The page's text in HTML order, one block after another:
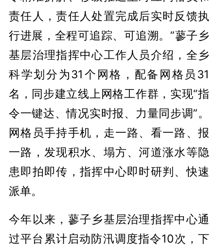
责任人，责任人处置完成后实时反馈执
行进展，全程可追踪、可追溯。”蓼子乡
基层治理指挥中心工作人员介绍，全乡
科学划分为31个网格，配备网格员31
名，同步建立线上网格工作群，实现“指
令一键达、情况实时报、力量同步调”。
网格员手持手机，走一路、看一路、报
一路，发现积水、塌方、河道涨水等隐
患即拍即传，指挥中心即时研判、快速
派单。
今年以来，蓼子乡基层治理指挥中心通
过平台累计启动防汛调度指令10次，下